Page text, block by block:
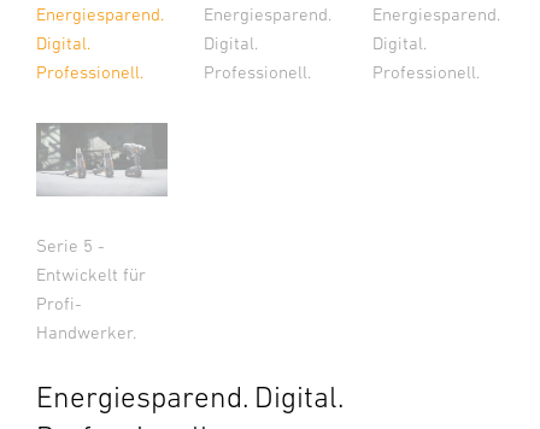
Energiesparend.
Digital.
Professionell.
Energiesparend.
Digital.
Professionell.
Energiesparend.
Digital.
Professionell.
Serie 5 -
Entwickelt für
Profi-
Handwerker.
Energiesparend. Digital.